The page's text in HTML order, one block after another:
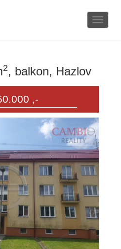
2, balkon, Hazlov
,-